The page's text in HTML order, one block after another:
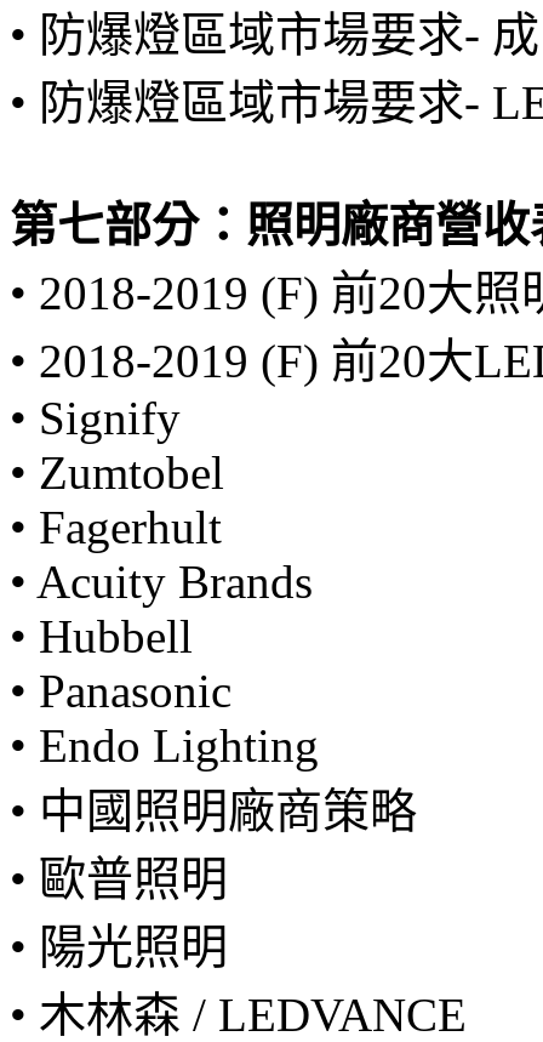
• 防爆燈區域市場要求-
• 防爆燈區域市場要求-
第七部分：照明廠商營收
• 2018-2019 (F) 前20大
• 2018-2019 (F) 前20大
• Signify
• Zumtobel
• Fagerhult
• Acuity Brands
• Hubbell
• Panasonic
• Endo Lighting
• 中國照明廠商策略
• 歐普照明
• 陽光照明
• 木林森 / LEDVANCE